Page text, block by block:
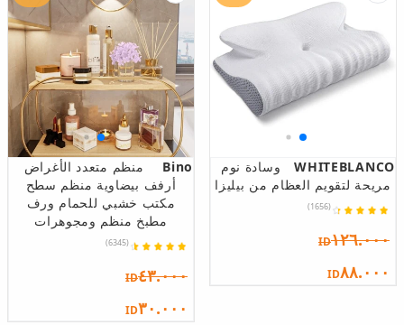
WHITEBLANCO
وسادة نوم
مريحة لتقويم العظام من بيليزا
(1656)
ID١٢٦.٠٠٠
ID٨٨.٠٠٠
Bino
منظم متعدد الأغراض
أرفف بيضاوية منظم سطح
مكتب خشبي للحمام ورف
مطبخ منظم ومجوهرات
(6345)
ID٤٣.٠٠٠
ID٣٠.٠٠٠